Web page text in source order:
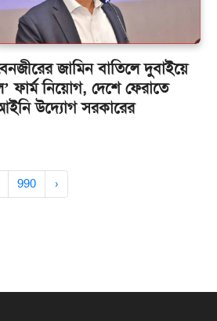
জামিন বাতিলে দুবাইয়ে
ফার্ম নিয়োগ, দেশে ফেরাতে
উদ্যোগ সরকারের
990 ›